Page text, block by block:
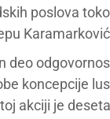
poslova
koncepcije
akciji je